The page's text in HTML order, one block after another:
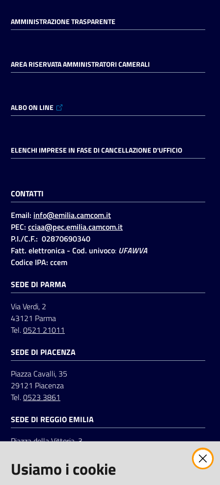
AMMINISTRAZIONE TRASPARENTE
AREA RISERVATA AMMINISTRATORI CAMERALI
ALBO ON LINE
ELENCHI IMPRESE IN FASE DI CANCELLAZIONE D'UFFICIO
CONTATTI
Email: info@emilia.camcom.it
PEC: cciaa@pec.emilia.camcom.it
P.I./C.F.: 02870690340
Fatt. elettronica - Cod. univoco: UFAWVA
Codice IPA: ccem
SEDE DI PARMA
Via Verdi, 2
43121 Parma
Tel.0521 21011
SEDE DI PIACENZA
Piazza Cavalli, 35
29121 Piacenza
Tel.0523 3861
SEDE DI REGGIO EMILIA
Piazza della Vittoria, 3
Tel.0522 7961
Usiamo i cookie